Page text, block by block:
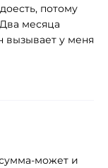
потому
месяца
вызывает у меня
может и